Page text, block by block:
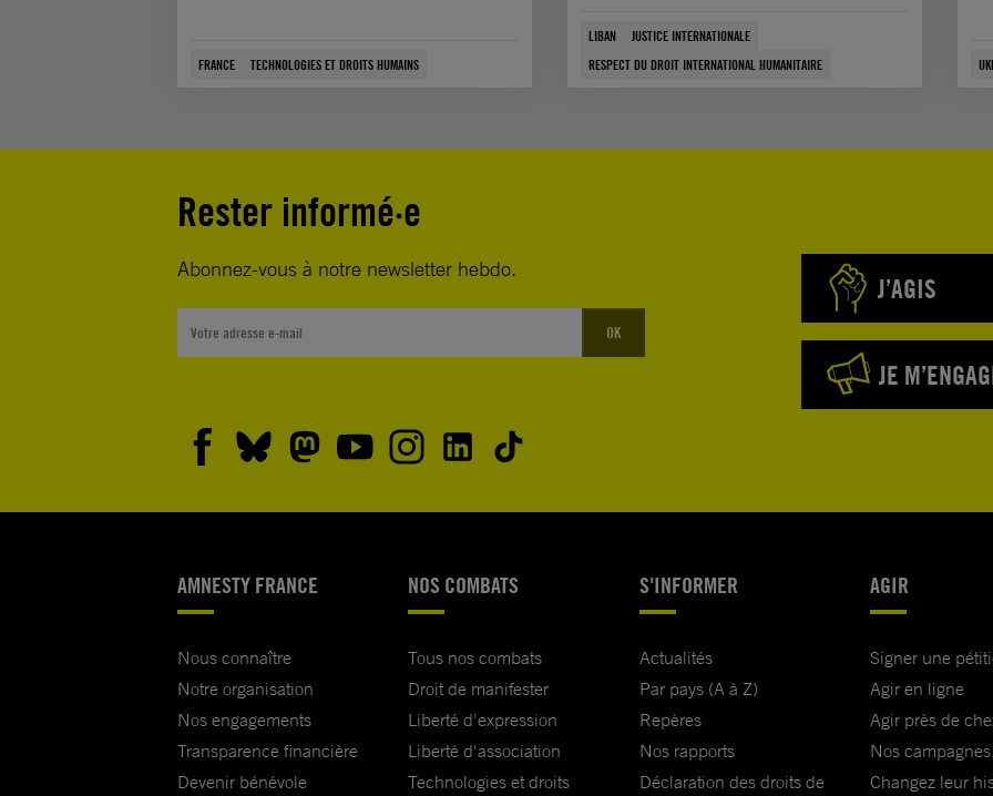
FRANCE TECHNOLOGIES ET DROITS HUMAINS
LIBAN
JUSTICE INTERNATIONALE
RESPECT DU DROIT INTERNATIONAL HUMANITAIRE
Rester informé·e
Abonnez-vous à notre newsletter hebdo.
OK
J’AGIS
JE
AMNESTY FRANCE
Nous connaître
Notre organisation
Nos engagements
Transparence financière
Devenir bénévole
NOS COMBATS
Tous nos combats
Droit de manifester
Liberté d'expression
Liberté d'association
Technologies et droits
S'INFORMER
Actualités
Par pays (A à Z)
Repères
Nos rapports
Déclaration des droits de
AGIR
Signer une
Agir en ligne
Agir près de
Nos campagnes
Changez leur